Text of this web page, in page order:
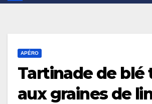
APÉRO
Tartinade de blé
aux graines de